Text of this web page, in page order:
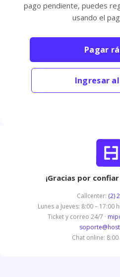
pago pendiente, puedes
usando el
Pagar
Ingresar
¡Gracias por
Callcenter: (2)
Lunes a Jueves: 8:00 –
Ticket y correo 24/7 ·
Chat online: